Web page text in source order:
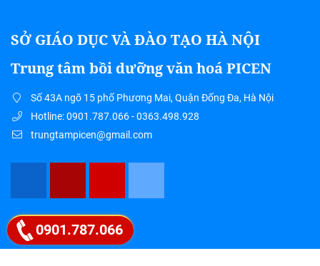
SỞ GIÁO DỤC VÀ ĐÀO TẠO HÀ NỘI
Trung tâm bồi dưỡng văn hoá PICEN
Số 43A ngõ 15 phố Phương Mai, Quận Đống Đa, Hà Nội
Hotline: 0901.787.066 - 0363.498.928
trungtampicen@gmail.com
Google map
0901.787.066